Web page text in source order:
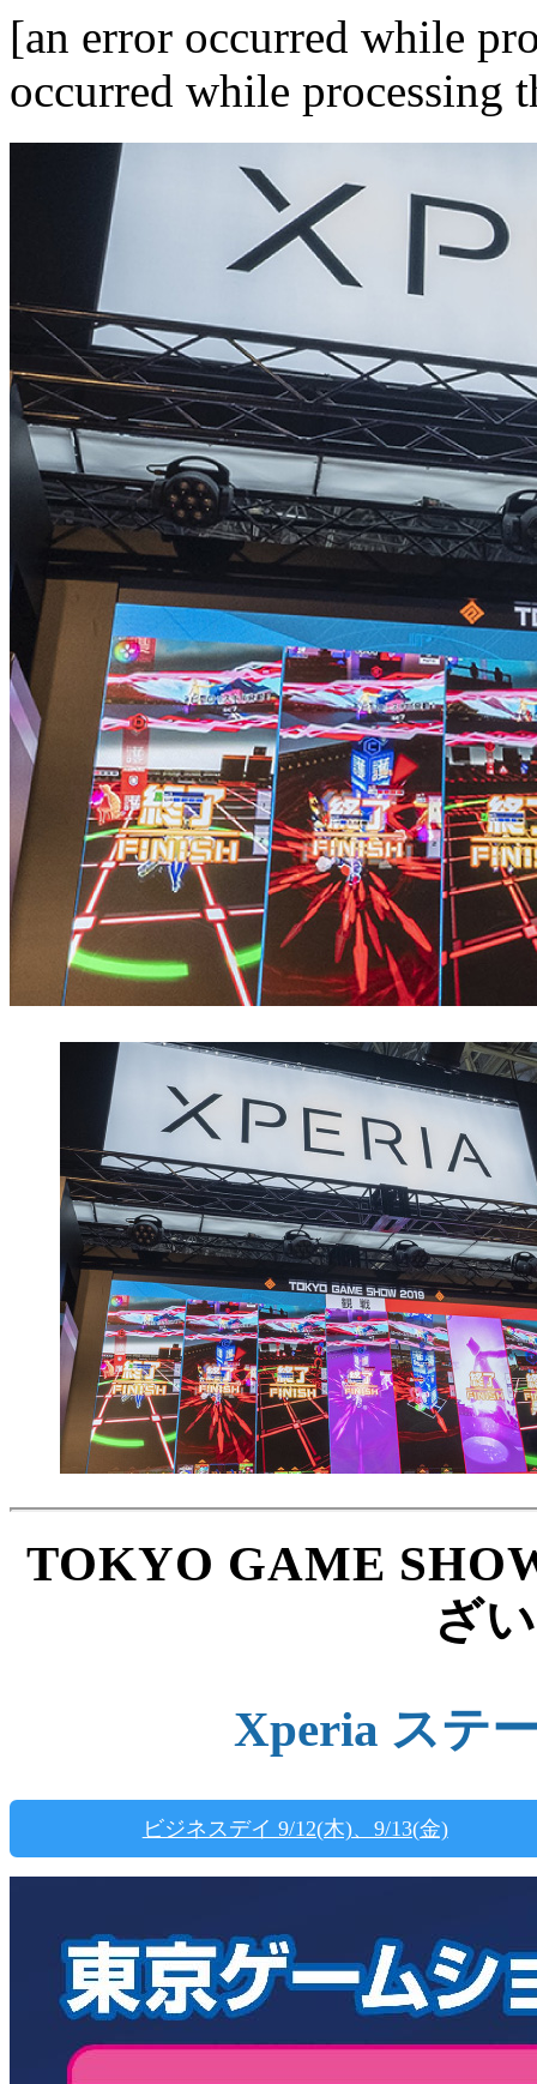
[an error occurred while
occurred while processing
TOKYO GAME
ざ
Xperia ステ
ビジネスデイ 9/12(木)、9/13(金)